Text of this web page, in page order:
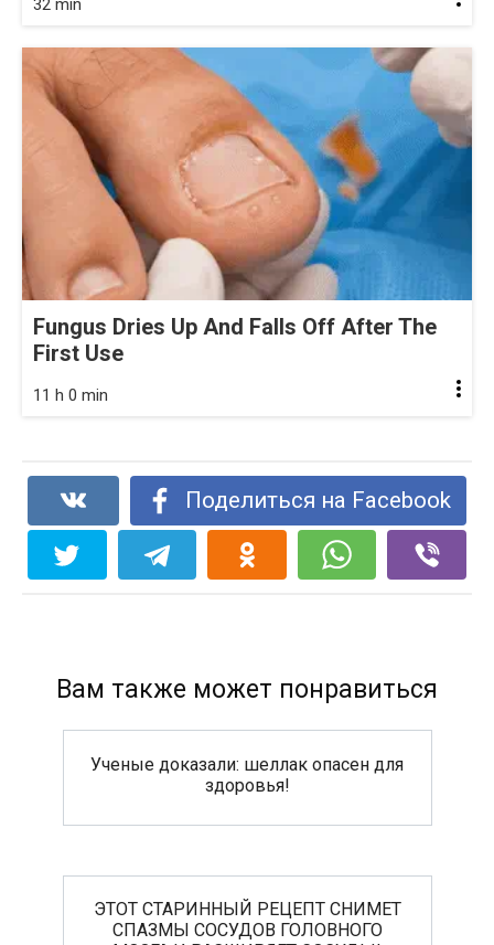
32 min
Fungus Dries Up And Falls Off After The
First Use
11 h 0 min
Поделиться на Facebook
Вам также может понравиться
Ученые доказали: шеллак опасен для
здоровья!
ЭТОТ СТАРИННЫЙ РЕЦЕПТ СНИМЕТ
СПАЗМЫ СОСУДОВ ГОЛОВНОГО